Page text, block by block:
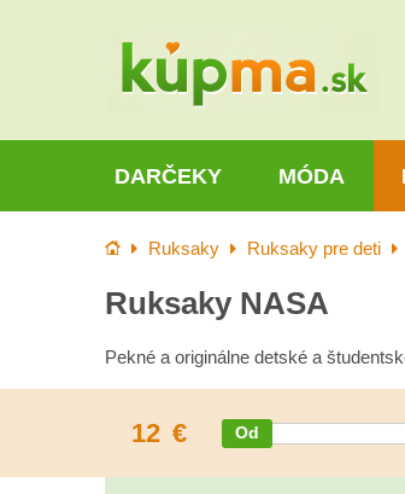
DARČEKY MÓDA
Úvod Ruksaky Ruksaky pre deti
Ruksaky NASA
Pekné a originálne detské a
12 €